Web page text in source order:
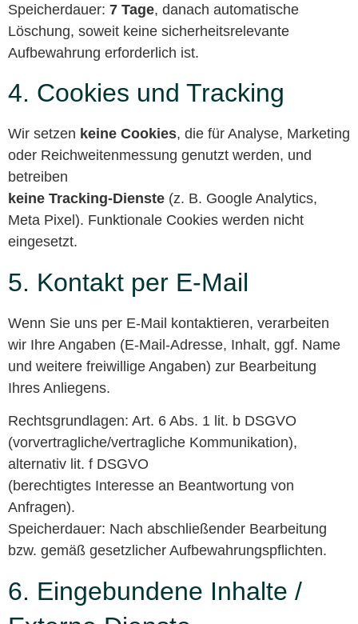
Speicherdauer: 7 Tage, danach automatische
Löschung, soweit keine sicherheitsrelevante
Aufbewahrung erforderlich ist.
4. Cookies und Tracking
Wir setzen keine Cookies, die für Analyse, Marketing
oder Reichweitenmessung genutzt werden, und
betreiben
keine Tracking-Dienste (z. B. Google Analytics,
Meta Pixel). Funktionale Cookies werden nicht
eingesetzt.
5. Kontakt per E-Mail
Wenn Sie uns per E-Mail kontaktieren, verarbeiten
wir Ihre Angaben (E-Mail-Adresse, Inhalt, ggf. Name
und weitere freiwillige Angaben) zur Bearbeitung
Ihres Anliegens.
Rechtsgrundlagen: Art. 6 Abs. 1 lit. b DSGVO
(vorvertragliche/vertragliche Kommunikation),
alternativ lit. f DSGVO
(berechtigtes Interesse an Beantwortung von
Anfragen).
Speicherdauer: Nach abschließender Bearbeitung
bzw. gemäß gesetzlicher Aufbewahrungspflichten.
6. Eingebundene Inhalte /